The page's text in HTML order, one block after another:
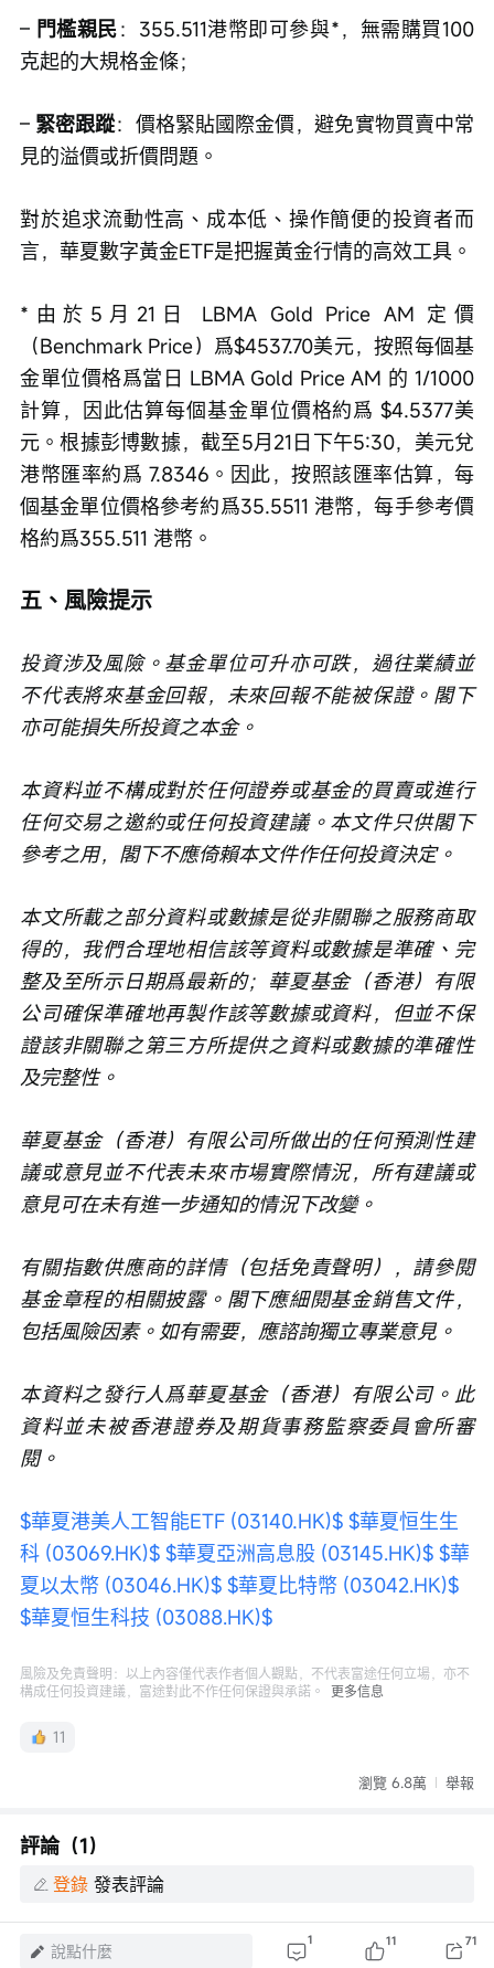
– 門檻親民：355.511港幣即可參與*，無需購買100
克起的大規格金條；
– 緊密跟蹤：價格緊貼國際金價，避免實物買賣中常
見的溢價或折價問題。
對於追求流動性高、成本低、操作簡便的投資者而
言，華夏數字黃金ETF是把握黃金行情的高效工具。
*由於5月21日 LBMA Gold Price AM 定價
（Benchmark Price）爲$4537.70美元，按照每個基
金單位價格爲當日 LBMA Gold Price AM 的 1/1000
計算，因此估算每個基金單位價格約爲 $4.5377美
元。根據彭博數據，截至5月21日下午5:30，美元兌
港幣匯率約爲 7.8346。因此，按照該匯率估算，每
個基金單位價格參考約爲35.5511 港幣，每手參考價
格約爲355.511 港幣。
五、風險提示
投資涉及風險。基金單位可升亦可跌，過往業績並
不代表將來基金回報，未來回報不能被保證。閣下
亦可能損失所投資之本金。
本資料並不構成對於任何證券或基金的買賣或進行
任何交易之邀約或任何投資建議。本文件只供閣下
參考之用，閣下不應倚賴本文件作任何投資決定。
本文所載之部分資料或數據是從非關聯之服務商取
得的，我們合理地相信該等資料或數據是準確、完
整及至所示日期爲最新的；華夏基金（香港）有限
公司確保準確地再製作該等數據或資料，但並不保
證該非關聯之第三方所提供之資料或數據的準確性
及完整性。
華夏基金（香港）有限公司所做出的任何預測性建
議或意見並不代表未來市場實際情況，所有建議或
意見可在未有進一步通知的情況下改變。
有關指數供應商的詳情（包括免責聲明），請參閱
基金章程的相關披露。閣下應細閱基金銷售文件，
包括風險因素。如有需要，應諮詢獨立專業意見。
本資料之發行人爲華夏基金（香港）有限公司。此
資料並未被香港證券及期貨事務監察委員會所審
閱。
$華夏港美人工智能ETF (03140.HK)$ $華夏恒生生
科 (03069.HK)$ $華夏亞洲高息股 (03145.HK)$ $華
夏以太幣 (03046.HK)$ $華夏比特幣 (03042.HK)$
$華夏恒生科技 (03088.HK)$
風險及免責聲明：以上內容僅代表作者個人觀點，不代表富途任何立場，亦不
構成任何投資建議，富途對此不作任何保證與承諾。
更多信息
11
瀏覽 6.8萬 舉報
評論（1）
登錄 發表評論
說點什麼
1 11 71